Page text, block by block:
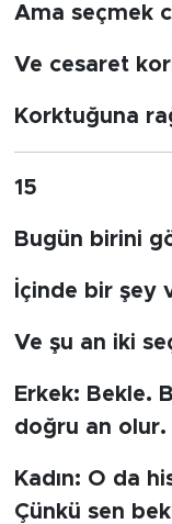
Ama seçmek
Ve cesaret
Korktuğuna
15
Bugün birini
İçinde bir şey
Ve şu an iki
Erkek: Bekle.
doğru an olur.
Kadın: O da
Çünkü sen